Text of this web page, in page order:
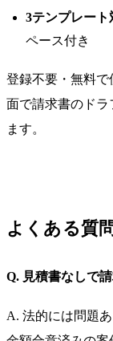
3テンプレート
ペース付き
登録不要・無料
面で請求書のドラ
ます。
よくある質問
Q. 見積書なしで
A. 法的には問題